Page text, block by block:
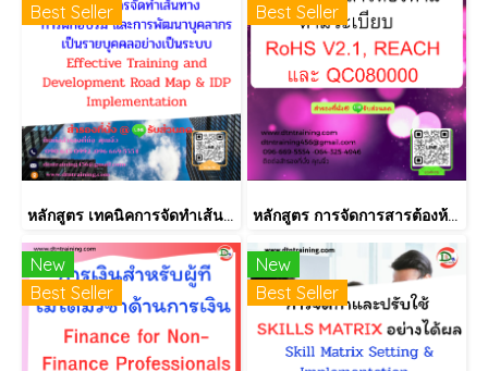
Best Seller
หลักสูตร เทคนิคการจัดทำเส้นทางการฝึกอบรม และการพัฒนาบุคลากร เป็นรายบุคคลอย่างเป็นระบบ Effective Training and Development Road Map & IDP Implementation
Best Seller
หลักสูตร การจัดการสารต้องห้ามตามระเบียบ RoHS V2.1, REACH และ QC080000
New
Best Seller
New
Best Seller